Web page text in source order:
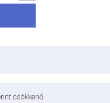
csökkenő